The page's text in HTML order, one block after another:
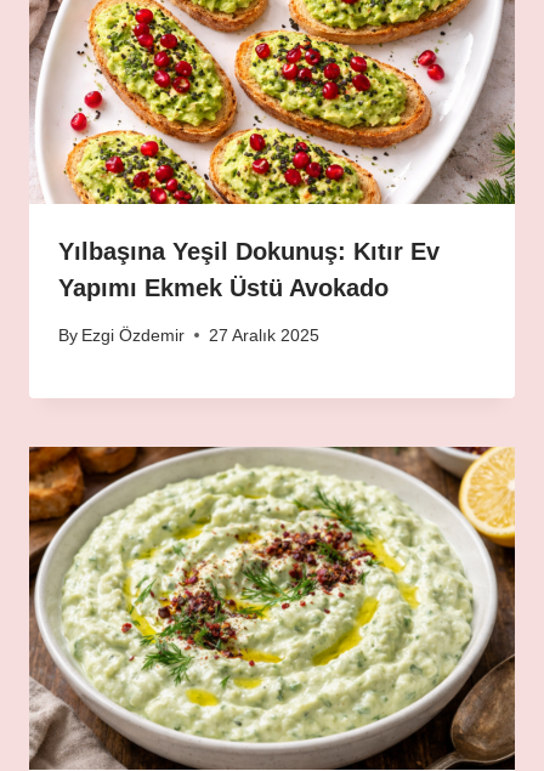
Yılbaşına Yeşil Dokunuş: Kıtır Ev
Yapımı Ekmek Üstü Avokado
By Ezgi Özdemir 27 Aralık 2025